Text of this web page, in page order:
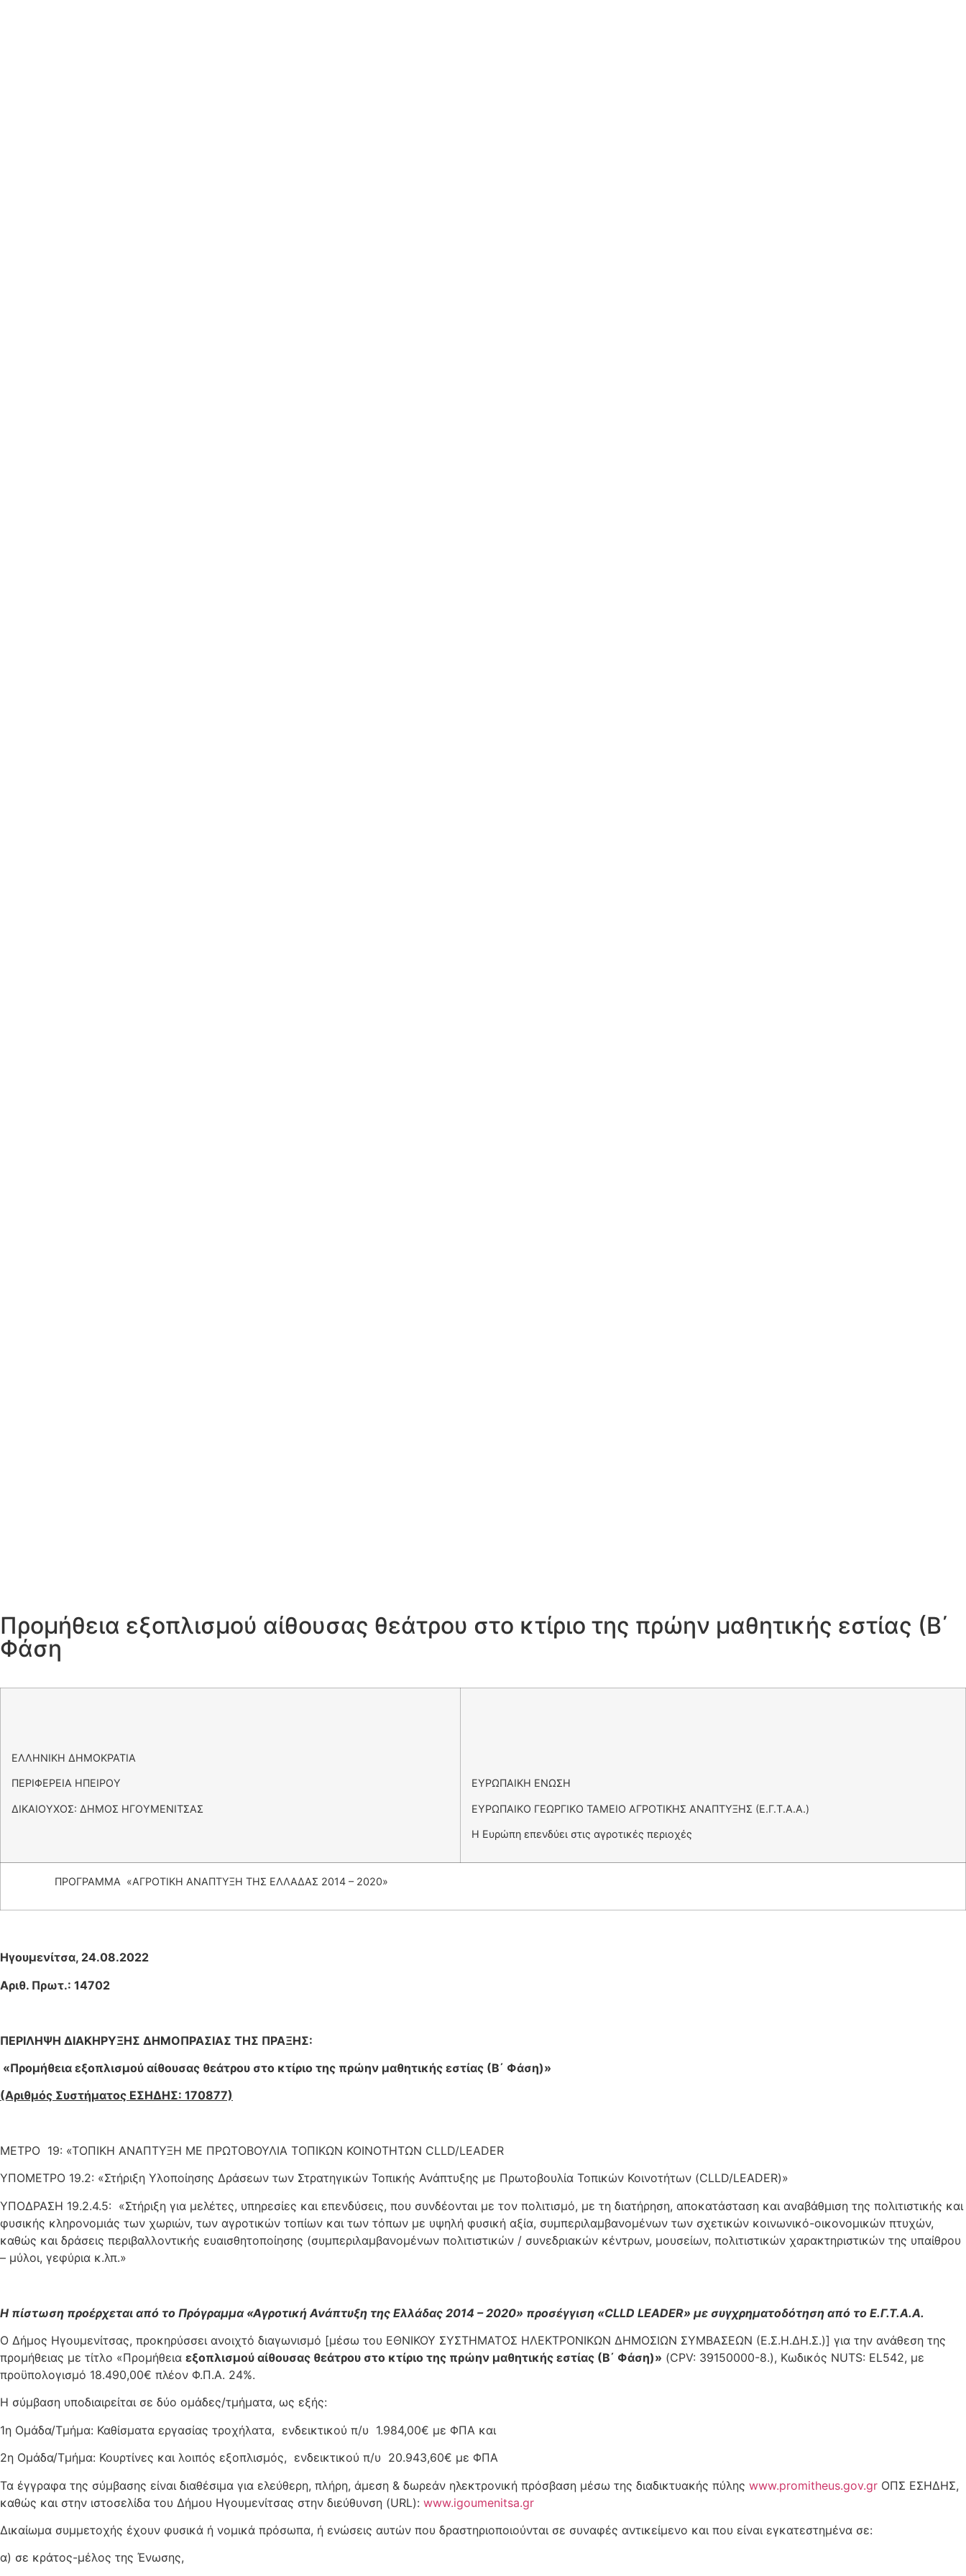
Προμήθεια εξοπλισμού αίθουσας θεάτρου στο κτίριο της πρώην μαθητικής εστίας (Β΄
Φάση
ΕΛΛΗΝΙΚΗ ΔΗΜΟΚΡΑΤΙΑ
ΠΕΡΙΦΕΡΕΙΑ ΗΠΕΙΡΟΥ
ΔΙΚΑΙΟΥΧΟΣ: ΔΗΜΟΣ ΗΓΟΥΜΕΝΙΤΣΑΣ
ΕΥΡΩΠΑΙΚΗ ΕΝΩΣΗ
ΕΥΡΩΠΑΙΚΟ ΓΕΩΡΓΙΚΟ ΤΑΜΕΙΟ ΑΓΡΟΤΙΚΗΣ ΑΝΑΠΤΥΞΗΣ (Ε.Γ.Τ.Α.Α.)
Η Ευρώπη επενδύει στις αγροτικές περιοχές
ΠΡΟΓΡΑΜΜΑ «ΑΓΡΟΤΙΚΗ ΑΝΑΠΤΥΞΗ ΤΗΣ ΕΛΛΑΔΑΣ 2014 – 2020»
Ηγουμενίτσα, 24.08.2022
Αριθ. Πρωτ.: 14702
ΠΕΡΙΛΗΨΗ ΔΙΑΚΗΡΥΞΗΣ ΔΗΜΟΠΡΑΣΙΑΣ ΤΗΣ ΠΡΑΞΗΣ:
«Προμήθεια εξοπλισμού αίθουσας θεάτρου στο κτίριο της πρώην μαθητικής εστίας (Β΄ Φάση)»
(Αριθμός Συστήματος ΕΣΗΔΗΣ: 170877)
ΜΕΤΡΟ 19: «ΤΟΠΙΚΗ ΑΝΑΠΤΥΞΗ ΜΕ ΠΡΩΤΟΒΟΥΛΙΑ ΤΟΠΙΚΩΝ ΚΟΙΝΟΤΗΤΩΝ CLLD/LEADER
ΥΠΟΜΕΤΡΟ 19.2: «Στήριξη Υλοποίησης Δράσεων των Στρατηγικών Τοπικής Ανάπτυξης με Πρωτοβουλία Τοπικών Κοινοτήτων (CLLD/LEADER)»
ΥΠΟΔΡΑΣΗ 19.2.4.5: «Στήριξη για μελέτες, υπηρεσίες και επενδύσεις, που συνδέονται με τον πολιτισμό, με τη διατήρηση, αποκατάσταση και αναβάθμιση της πολιτιστικής και
φυσικής κληρονομιάς των χωριών, των αγροτικών τοπίων και των τόπων με υψηλή φυσική αξία, συμπεριλαμβανομένων των σχετικών κοινωνικό-οικονομικών πτυχών,
καθώς και δράσεις περιβαλλοντικής ευαισθητοποίησης (συμπεριλαμβανομένων πολιτιστικών / συνεδριακών κέντρων, μουσείων, πολιτιστικών χαρακτηριστικών της υπαίθρου
– μύλοι, γεφύρια κ.λπ.»
Η πίστωση προέρχεται από το Πρόγραμμα «Αγροτική Ανάπτυξη της Ελλάδας 2014 – 2020» προσέγγιση «CLLD LEADER» με συγχρηματοδότηση από το Ε.Γ.Τ.Α.Α.
Ο Δήμος Ηγουμενίτσας, προκηρύσσει ανοιχτό διαγωνισμό [μέσω του ΕΘΝΙΚΟΥ ΣΥΣΤΗΜΑΤΟΣ ΗΛΕΚΤΡΟΝΙΚΩΝ ΔΗΜΟΣΙΩΝ ΣΥΜΒΑΣΕΩΝ (Ε.Σ.Η.ΔΗ.Σ.)] για την ανάθεση της
προμήθειας με τίτλο «Προμήθεια εξοπλισμού αίθουσας θεάτρου στο κτίριο της πρώην μαθητικής εστίας (Β΄ Φάση)» (CPV: 39150000-8.), Κωδικός ΝUTS: EL542, με
προϋπολογισμό 18.490,00€ πλέον Φ.Π.Α. 24%.
Η σύμβαση υποδιαιρείται σε δύο ομάδες/τμήματα, ως εξής:
1η Ομάδα/Τμήμα: Καθίσματα εργασίας τροχήλατα, ενδεικτικού π/υ 1.984,00€ με ΦΠΑ και
2η Ομάδα/Τμήμα: Κουρτίνες και λοιπός εξοπλισμός, ενδεικτικού π/υ 20.943,60€ με ΦΠΑ
Τα έγγραφα της σύμβασης είναι διαθέσιμα για ελεύθερη, πλήρη, άμεση & δωρεάν ηλεκτρονική πρόσβαση μέσω της διαδικτυακής πύλης www.promitheus.gov.gr ΟΠΣ ΕΣΗΔΗΣ,
καθώς και στην ιστοσελίδα του Δήμου Ηγουμενίτσας στην διεύθυνση (URL): www.igoumenitsa.gr
Δικαίωμα συμμετοχής έχουν φυσικά ή νομικά πρόσωπα, ή ενώσεις αυτών που δραστηριοποιούνται σε συναφές αντικείμενο και που είναι εγκατεστημένα σε:
α) σε κράτος-μέλος της Ένωσης,